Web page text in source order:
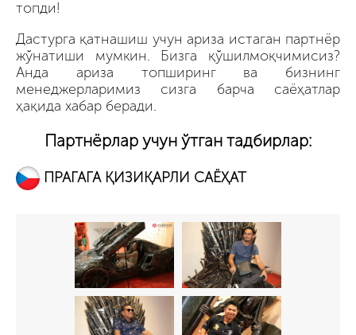
топди!
Дастурга қатнашиш учун ариза истаган партнёр
жўнатиши мумкин. Бизга қўшилмоқчимисиз?
Анда ариза топширинг ва бизнинг
менеджерларимиз сизга барча саёҳатлар
ҳақида хабар беради.
Партнёрлар учун ўтган тадбирлар:
ПРАГАГА ҚИЗИҚАРЛИ САЁҲАТ